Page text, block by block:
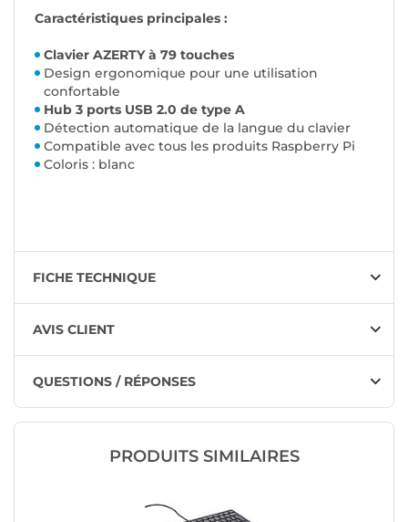
Caractéristiques principales :
Clavier AZERTY à 79 touches
Design ergonomique pour une utilisation
confortable
Hub 3 ports USB 2.0 de type A
Détection automatique de la langue du clavier
Compatible avec tous les produits Raspberry Pi
Coloris : blanc
FICHE TECHNIQUE
AVIS CLIENT
QUESTIONS / RÉPONSES
PRODUITS SIMILAIRES